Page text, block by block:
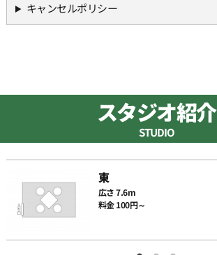
09:00
10:30
11:00
キャンセルポリシー
スタジオ紹介
STUDIO
東
広さ 7.6m
料金 100円～